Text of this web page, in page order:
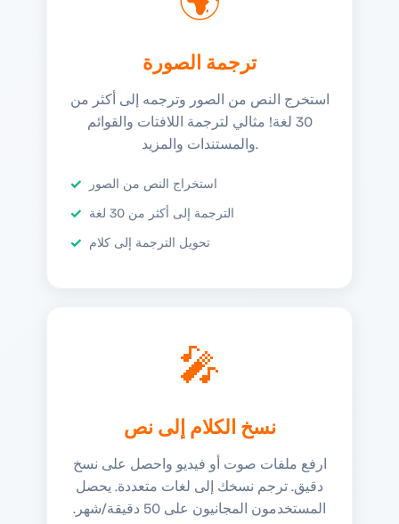
ترجمة الصورة
استخرج النص من الصور وترجمه إلى أكثر من
30 لغة! مثالي لترجمة اللافتات والقوائم
والمستندات والمزيد.
استخراج النص من الصور
الترجمة إلى أكثر من 30 لغة
تحويل الترجمة إلى كلام
🎤
نسخ الكلام إلى نص
ارفع ملفات صوت أو فيديو واحصل على نسخ
دقيق. ترجم نسخك إلى لغات متعددة. يحصل
المستخدمون المجانيون على 50 دقيقة/شهر.